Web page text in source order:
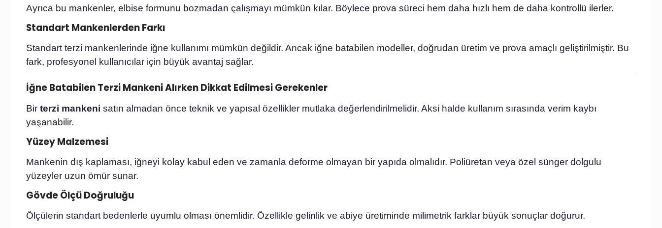
Ayrıca bu mankenler, elbise formunu bozmadan çalışmayı mümkün kılar. Böylece prova süreci hem daha hızlı hem de daha kontrollü ilerler.
Standart Mankenlerden Farkı
Standart terzi mankenlerinde iğne kullanımı mümkün değildir. Ancak iğne batabilen modeller, doğrudan üretim ve prova amaçlı geliştirilmiştir. Bu
fark, profesyonel kullanıcılar için büyük avantaj sağlar.
İğne Batabilen Terzi Mankeni Alırken Dikkat Edilmesi Gerekenler
Bir terzi mankeni satın almadan önce teknik ve yapısal özellikler mutlaka değerlendirilmelidir. Aksi halde kullanım sırasında verim kaybı
yaşanabilir.
Yüzey Malzemesi
Mankenin dış kaplaması, iğneyi kolay kabul eden ve zamanla deforme olmayan bir yapıda olmalıdır. Poliüretan veya özel sünger dolgulu
yüzeyler uzun ömür sunar.
Gövde Ölçü Doğruluğu
Ölçülerin standart bedenlerle uyumlu olması önemlidir. Özellikle gelinlik ve abiye üretiminde milimetrik farklar büyük sonuçlar doğurur.